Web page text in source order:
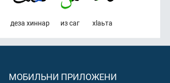
хlаьта
из саг
деза хиннар
МОБИЛЬНИ ПРИЛОЖЕНИ